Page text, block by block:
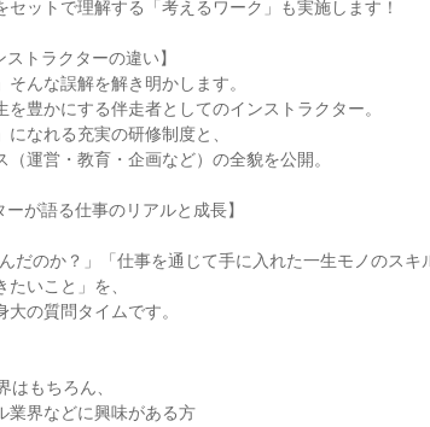
ットで理解する「考えるワーク」も実施します！
トラクターの違い】
そんな誤解を解き明かします。
豊かにする伴走者としてのインストラクター。
なれる充実の研修制度と、
運営・教育・企画など）の全貌を公開。
が語る仕事のリアルと成長】
だのか？」「仕事を通じて手に入れた一生モノのスキ
いこと」を、
の質問タイムです。
はもちろん、
業界などに興味がある方